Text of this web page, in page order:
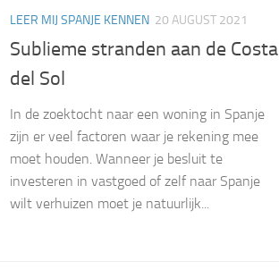
LEER MIJ SPANJE KENNEN 20 AUGUST 2021
Sublieme stranden aan de Costa
del Sol
In de zoektocht naar een woning in Spanje
zijn er veel factoren waar je rekening mee
moet houden. Wanneer je besluit te
investeren in vastgoed of zelf naar Spanje
wilt verhuizen moet je natuurlijk...